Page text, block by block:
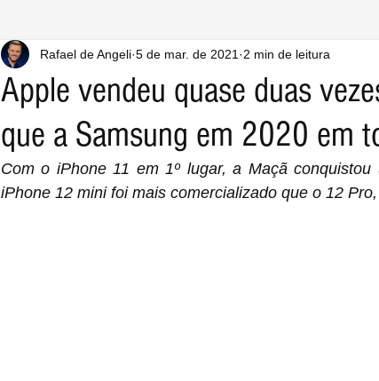
Apple vendeu quase duas
que a Samsung em 2020 em
Rafael de Angeli 5 de mar. de 2021 2 min de leitura
Com o iPhone 11 em 1º lugar, a Maçã
iPhone 12 mini foi mais comercializado que o 12